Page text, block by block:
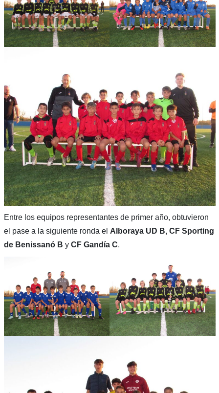
Entre los equipos representantes de primer año, obtuvieron
el pase a la siguiente ronda el Alboraya UD B, CF Sporting
de Benissanó B y CF Gandía C.